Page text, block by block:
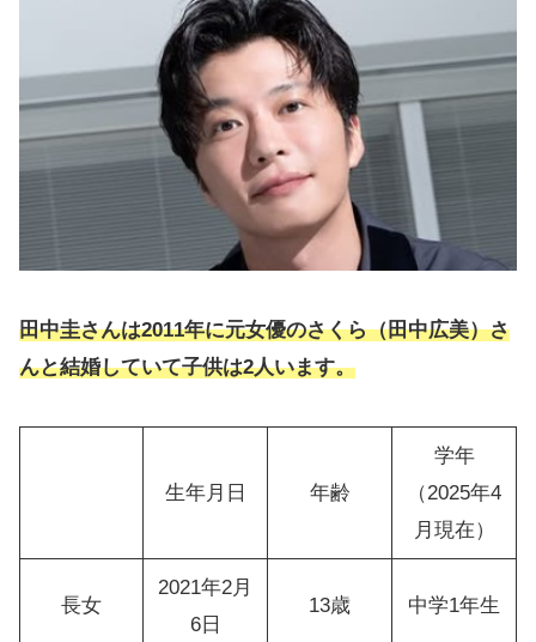
田中圭さんは2011年に元女優のさくら（田中広美）さ
んと結婚していて子供は2人います。
生年月日 年齢
学年
（2025年4
月現在）
長女
2021年2月
6日
13歳 中学1年生